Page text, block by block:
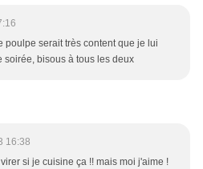
poulpe serait très content que je lui
soirée, bisous à tous les deux
16:38
si je cuisine ça !! mais moi j'aime !